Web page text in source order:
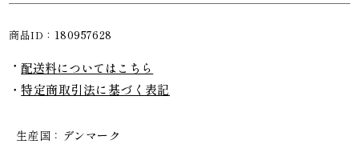
商品ID： 180957628
配送料についてはこちら
特定商取引法に基づく表記
生産国 デンマーク